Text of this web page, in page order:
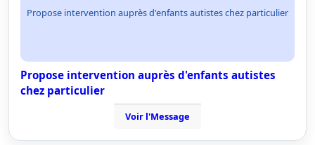
Propose intervention auprès d'enfants autistes chez particulier
Propose intervention auprès d'enfants autistes
chez particulier
Voir l'Message